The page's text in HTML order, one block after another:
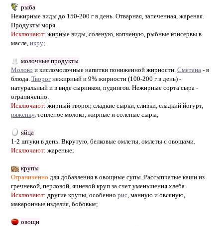
рыба
Нежирные виды до 150-200 г в день. Отварная, запеченная, жареная.
Продукты моря.
Исключают: жирные виды, соленую, копченую, рыбные консервы в
масле, икру;
молочные продукты
Молоко и кисломолочные напитки пониженной жирности. Сметана - в
блюда. Творогнежирный и 9% жирности (100-200 г в день) -
натуральный и в виде сырников, пудингов. Нежирные сорта сыра -
ограниченно.
Исключают: жирный творог, сладкие сырки, сливки, сладкий йогурт,
ряженку, топленое молоко, жирные и соленые сыры;
яйца
1-2 штуки в день. Вкрутую, белковые омлеты, омлеты с овощами.
Исключают: жареные;
крупы
Ограниченно для добавления в овощные супы. Рассыпчатые каши из
гречневой, перловой, ячневой круп за счет уменьшения хлеба.
Исключают: другие крупы, особенно рис, манную и овсяную,
макаронные изделия, бобовые;
овощи